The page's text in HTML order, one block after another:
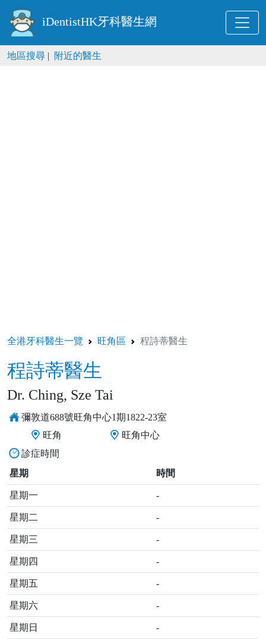
iDentistHK牙科醫生網
地區搜尋 | 附近的醫生
全港牙科醫生一覽 旺角區 程詩蒂醫生
程詩蒂醫生
Dr. Ching, Sze Tai
彌敦道688號旺角中心1期1822-23室
旺角
旺角中心
診症時間
星期
時間
星期一 -
星期二 -
星期三 -
星期四 -
星期五 -
星期六 -
星期日 -